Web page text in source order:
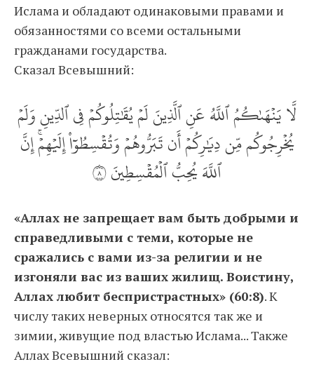
Ислама и обладают одинаковыми правами и
обязанностями со всеми остальными
гражданами государства.
Сказал Всевышний:
لَّا يَنۡهَىٰكُمُ ٱللَّهُ عَنِ ٱلَّذِينَ لَمۡ يُقَٰتِلُوكُمۡ فِي ٱلدِّينِ وَلَمۡ
يُخۡرِجُوكُم مِّن دِيَٰرِكُمۡ أَن تَبَرُّوهُمۡ وَتُقۡسِطُوٓاْ إِلَيۡهِمۡۚ إِنَّ
ٱللَّهَ يُحِبُّ ٱلۡمُقۡسِطِينَ ٨
«Аллах не запрещает вам быть добрыми и
справедливыми с теми, которые не
сражались с вами из-за религии и не
изгоняли вас из ваших жилищ. Воистину,
Аллах любит беспристрастных» (60:8). К
числу таких неверных относятся так же и
зимии, живущие под властью Ислама... Также
Аллах Всевышний сказал: